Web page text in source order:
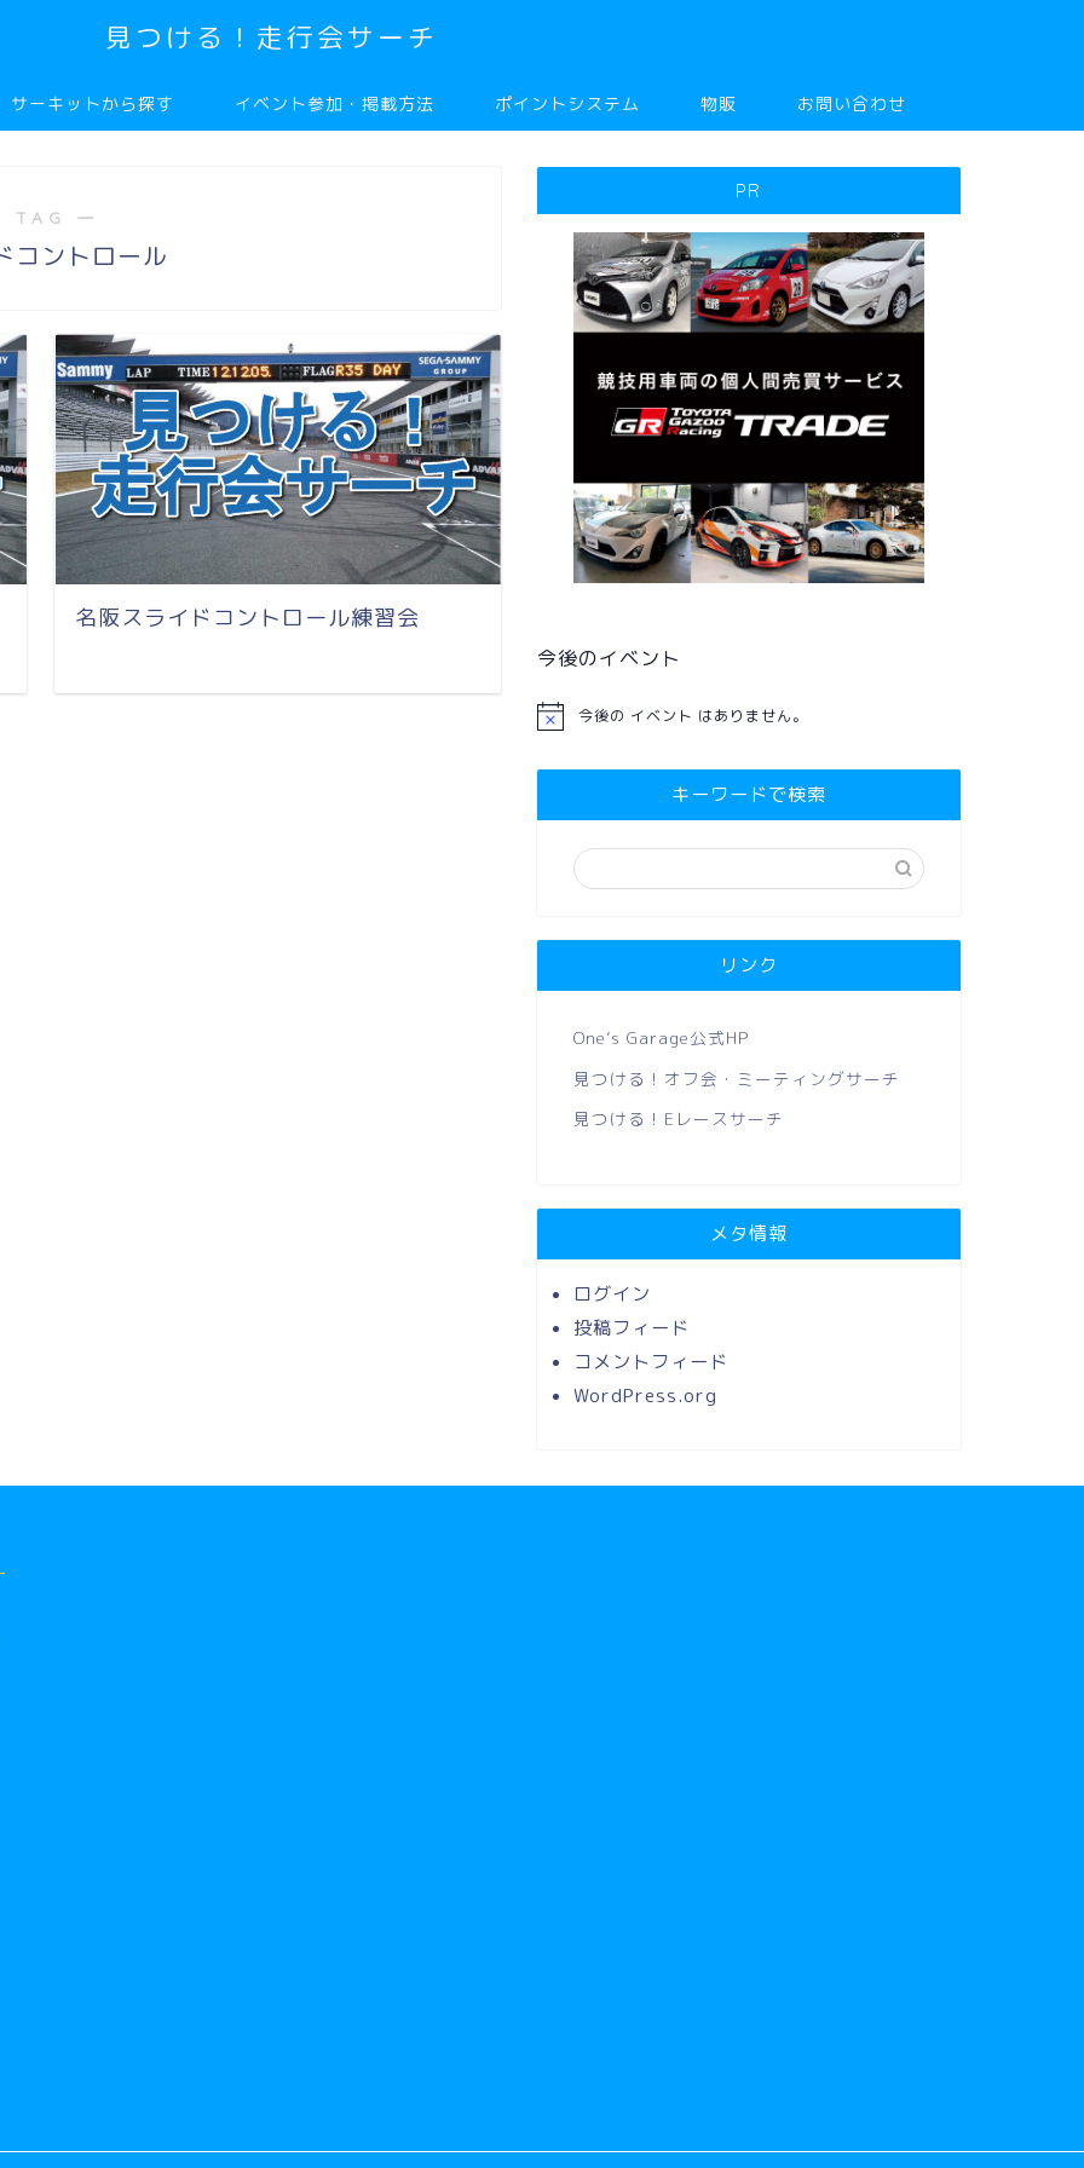
見つける！走行会サーチ
サーキットから探す イベント参加・掲載方法 ポイントシステム 物販 お問い合わせ
TAG ―
コントロール
名阪スライドコントロール練習会
PR
今後のイベント
今後の イベント はありません。
キーワードで検索
リンク
One’s Garage公式HP
見つける！オフ会・ミーティングサーチ
見つける！Eレースサーチ
メタ情報
ログイン
投稿フィード
コメントフィード
WordPress.org